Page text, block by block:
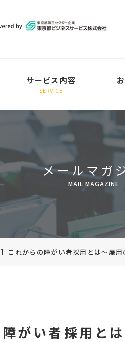
サービス内容
SERVICE
採用支援
定着支援
総合コンサルティング
研修・その他
メールマガ
MAIL MAGAZINE
これからの障がい者採用とは～雇用
がい者採用と